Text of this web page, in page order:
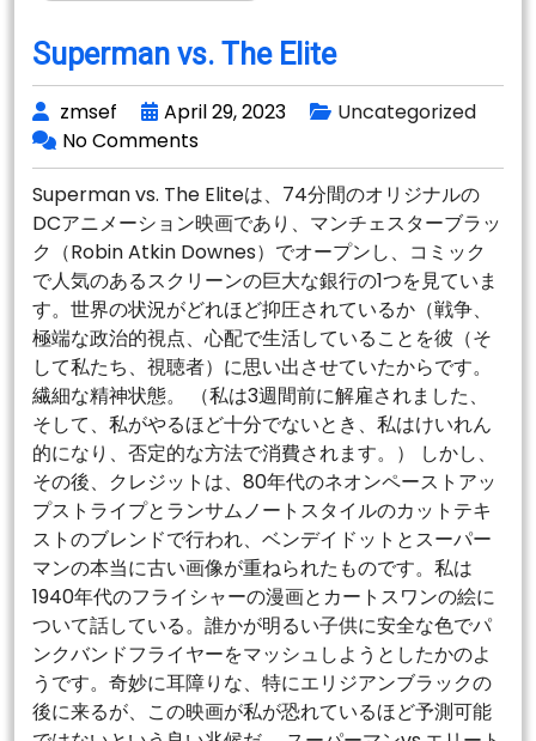
色
（別
名
BLUE
Superman vs. The Elite
zmsef April 29, 2023
Uncategorized
No Comments
Superman vs. The Eliteは、74分間のオリジナルの
DCアニメーション映画であり、マンチェスターブラッ
ク（Robin Atkin Downes）でオープンし、コミック
で人気のあるスクリーンの巨大な銀行の1つを見ていま
す。世界の状況がどれほど抑圧されているか（戦争、
極端な政治的視点、心配で生活していることを彼（そ
して私たち、視聴者）に思い出させていたからです。
繊細な精神状態。 （私は3週間前に解雇されました、
そして、私がやるほど十分でないとき、私はけいれん
的になり、否定的な方法で消費されます。） しかし、
その後、クレジットは、80年代のネオンペーストアッ
プストライプとランサムノートスタイルのカットテキ
ストのブレンドで行われ、ベンデイドットとスーパー
マンの本当に古い画像が重ねられたものです。私は
1940年代のフライシャーの漫画とカートスワンの絵に
ついて話している。誰かが明るい子供に安全な色でパ
ンクバンドフライヤーをマッシュしようとしたかのよ
うです。奇妙に耳障りな、特にエリジアンブラックの
後に来るが、この映画が私が恐れているほど予測可能